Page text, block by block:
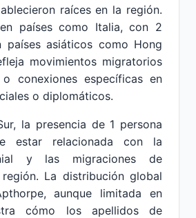
raíces en la región.
países como Italia, con 2
países asiáticos como Hong
movimientos migratorios
conexiones específicas en
o diplomáticos.
la presencia de 1 persona
estar relacionada con la
y las migraciones de
La distribución global
aunque limitada en
cómo los apellidos de